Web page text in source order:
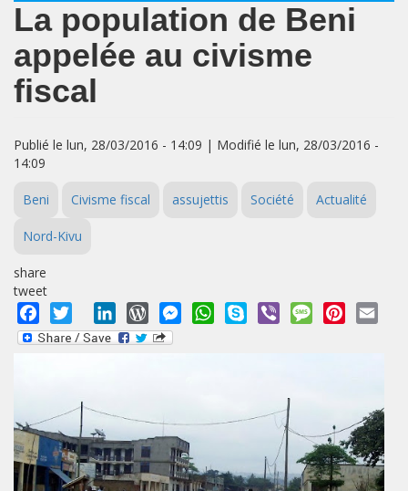
La population de Beni
appelée au civisme
fiscal
Publié le lun, 28/03/2016 - 14:09 | Modifié le lun, 28/03/2016 -
14:09
Beni Civisme fiscal assujettis Société Actualité
Nord-Kivu
share
tweet
Facebook
Twitter LinkedInWordPressMessengerWhatsApp
Skype Viber MessagePinterest